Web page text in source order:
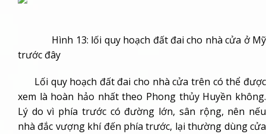
Hình 13: lối quy hoạch đất đai cho nhà cửa ở Mỹ
trước đây
Lối quy hoạch đất đai cho nhà cửa trên có thể được
xem là hoàn hảo nhất theo Phong thủy Huyền không.
Lý do vì phía trước có đường lớn, sân rộng, nên nếu
nhà đắc vượng khí đến phía trước, lại thường dùng cửa